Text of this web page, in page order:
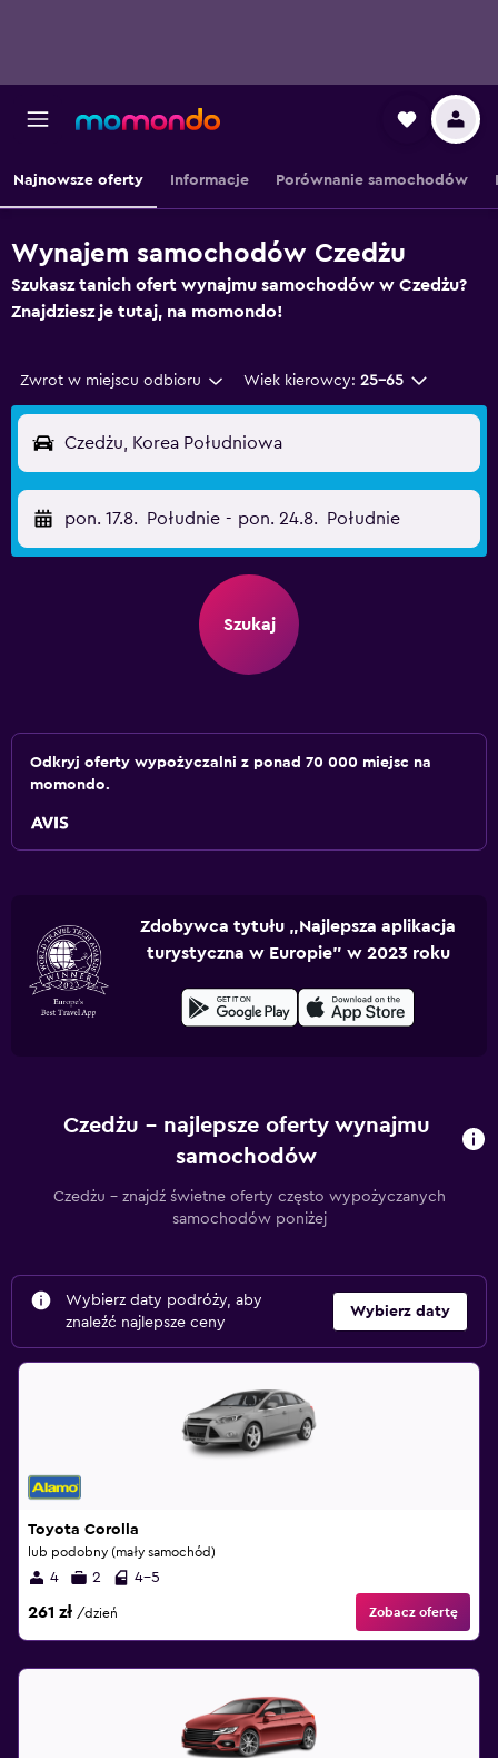
Najnowsze oferty Informacje Porównanie samochodów
Wynajem samochodów Czedżu
Szukasz tanich ofert wynajmu samochodów w Czedżu?
Znajdziesz je tutaj, na momondo!
Zwrot w miejscu odbioru Wiek kierowcy: 25-65
Czedżu, Korea Południowa
pon. 17.8. Południe - pon. 24.8. Południe
Szukaj
Odkryj oferty wypożyczalni z ponad 70 000 miejsc na
momondo.
Zdobywca tytułu „Najlepsza aplikacja
turystyczna w Europie” w 2023 roku
Czedżu – najlepsze oferty wynajmu
samochodów
Czedżu – znajdź świetne oferty często wypożyczanych
samochodów poniżej
Wybierz daty podróży, aby
znaleźć najlepsze ceny
Wybierz daty
Toyota Corolla
lub podobny (mały samochód)
4 2 4-5
261 zł /dzień Zobacz ofertę